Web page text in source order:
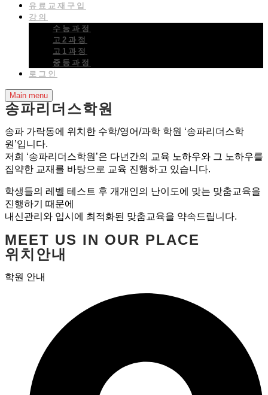
유료교재구입
강의
수능과정
고2과정
고1과정
중등과정
로그인
Main menu
송파리더스학원
송파 가락동에 위치한 수학/영어/과학 학원 ‘송파리더스학
원’입니다.
저희 ‘송파리더스학원’은 다년간의 교육 노하우와 그 노하우를
집약한 교재를 바탕으로 교육 진행하고 있습니다.
학생들의 레벨 테스트 후 개개인의 난이도에 맞는 맞춤교육을
진행하기 때문에
내신관리와 입시에 최적화된 맞춤교육을 약속드립니다.
MEET US IN OUR PLACE
위치안내
학원 안내